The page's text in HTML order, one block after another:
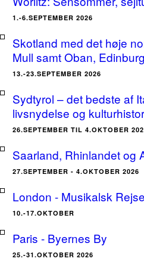
1.-6.SEPTEMBER 2026
Skotland med det høje
Mull samt Oban,
13.-23.SEPTEMBER 2026
Sydtyrol – det bedste af
livsnydelse og
26.SEPTEMBER TIL 4.OKTOBER
Saarland, Rhinlandet og
27.SEPTEMBER - 4.OKTOBER 2026
London - Musikalsk Rejse
10.-17.OKTOBER
Paris - Byernes By
25.-31.OKTOBER 2026